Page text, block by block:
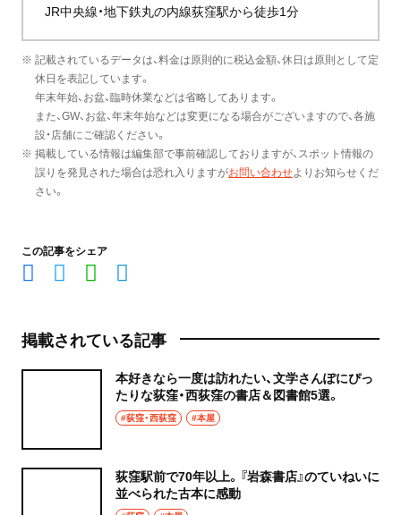
JR中央線・地下鉄丸の内線荻窪駅から徒歩1分
※ 記載されているデータは、料金は原則的に税込金額、休日は原則として定
休日を表記しています。
年末年始、お盆、臨時休業などは省略してあります。
また、GW、お盆、年末年始などは変更になる場合がございますので、各施
設・店舗にご確認ください。
※ 掲載している情報は編集部で事前確認しておりますが、スポット情報の
誤りを発見された場合は恐れ入りますがお問い合わせよりお知らせくだ
さい。
この記事をシェア
掲載されている記事
本好きなら一度は訪れたい、文学さんぽにぴっ
たりな荻窪・西荻窪の書店＆図書館5選。
#荻窪・西荻窪 #本屋
荻窪駅前で70年以上。『岩森書店』のていねいに
並べられた古本に感動